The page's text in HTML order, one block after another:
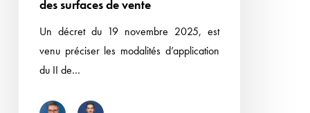
surfaces
vente
des surfaces de vente
Un décret du 19 novembre 2025, est
venu préciser les modalités d’application
du II de…